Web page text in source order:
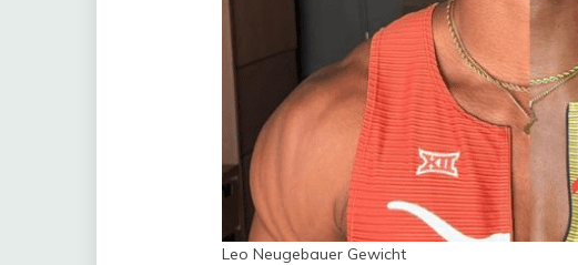
Leo Neugebauer Gewicht